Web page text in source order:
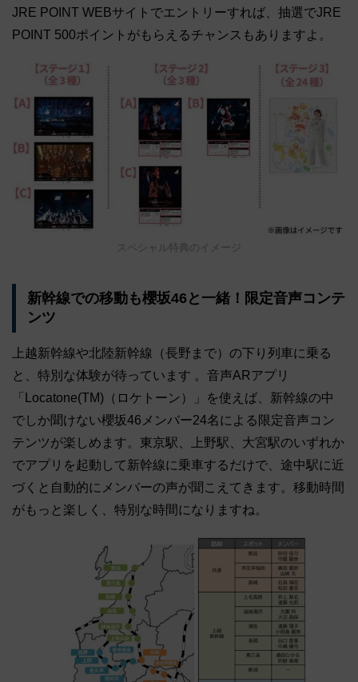
JRE POINT WEBサイトでエントリーすれば、抽選でJRE
POINT 500ポイントがもらえるチャンスもありますよ。
スペシャル特典のイメージ
新幹線での移動も櫻坂46と一緒！限定音声コンテ
ンツ
上越新幹線や北陸新幹線（長野まで）の下り列車に乗る
と、特別な体験が待っています 。音声ARアプリ
「Locatone(TM)（ロケトーン）」を使えば、新幹線の中
でしか聞けない櫻坂46メンバー24名による限定音声コン
テンツが楽しめます。東京駅、上野駅、大宮駅のいずれか
でアプリを起動して新幹線に乗車するだけで、途中駅に近
づくと自動的にメンバーの声が聞こえてきます。移動時間
がもっと楽しく、特別な時間になりますね。